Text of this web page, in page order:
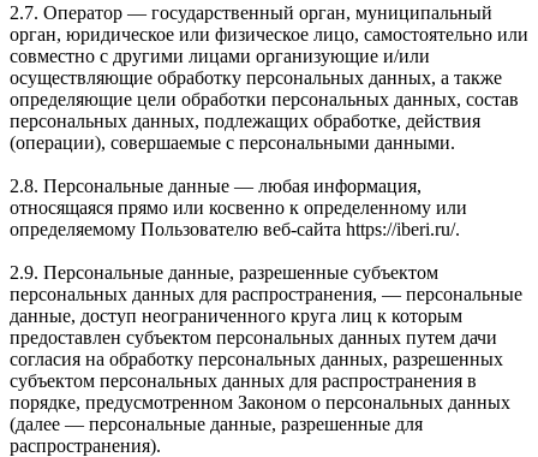
2.7. Оператор — государственный орган, муниципальный
орган, юридическое или физическое лицо, самостоятельно или
совместно с другими лицами организующие и/или
осуществляющие обработку персональных данных, а также
определяющие цели обработки персональных данных, состав
персональных данных, подлежащих обработке, действия
(операции), совершаемые с персональными данными.
2.8. Персональные данные — любая информация,
относящаяся прямо или косвенно к определенному или
определяемому Пользователю веб-сайта https://iberi.ru/.
2.9. Персональные данные, разрешенные субъектом
персональных данных для распространения, — персональные
данные, доступ неограниченного круга лиц к которым
предоставлен субъектом персональных данных путем дачи
согласия на обработку персональных данных, разрешенных
субъектом персональных данных для распространения в
порядке, предусмотренном Законом о персональных данных
(далее — персональные данные, разрешенные для
распространения).